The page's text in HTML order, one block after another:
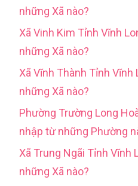
những Xã nào?
Xã Vinh Kim Tỉnh Vĩnh
những Xã nào?
Xã Vĩnh Thành Tỉnh
những Xã nào?
Phường Trường Long
nhập từ những Phường
Xã Trung Ngãi Tỉnh
những Xã nào?